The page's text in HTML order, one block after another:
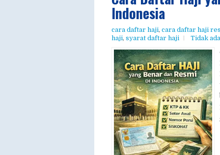
Share:
Cara Daftar Haji
Indonesia
cara daftar haji,cara daftar haji
haji,syarat daftar haji
Tidak